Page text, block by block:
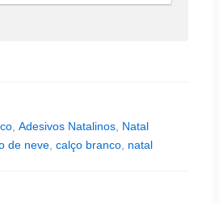
Adesivos Natalinos Natal
de neve calço branco natal